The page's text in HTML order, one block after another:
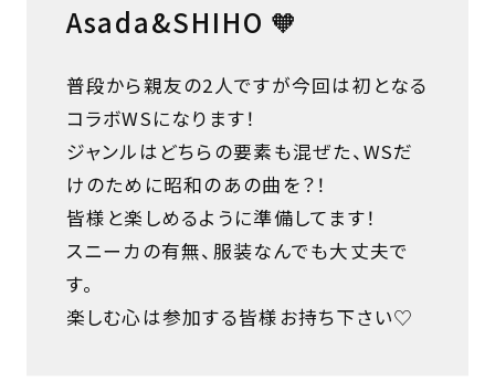
Asada&SHIHO 🧡
普段から親友の2人ですが今回は初となる
コラボWSになります！
ジャンルはどちらの要素も混ぜた、WSだ
けのために昭和のあの曲を？！
皆様と楽しめるように準備してます！
スニーカの有無、服装なんでも大丈夫で
す。
楽しむ心は参加する皆様お持ち下さい♡